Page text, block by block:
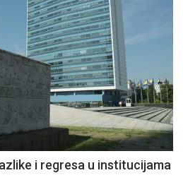
i regresa u institucijama